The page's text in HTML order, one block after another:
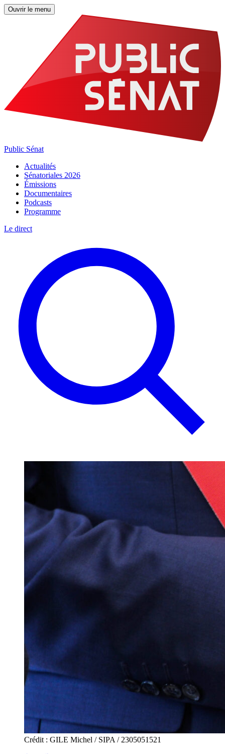
Ouvrir le menu
Public Sénat
Actualités
Sénatoriales 2026
Émissions
Documentaires
Podcasts
Programme
Le direct
Crédit : GILE Michel / SIPA / 2305051521